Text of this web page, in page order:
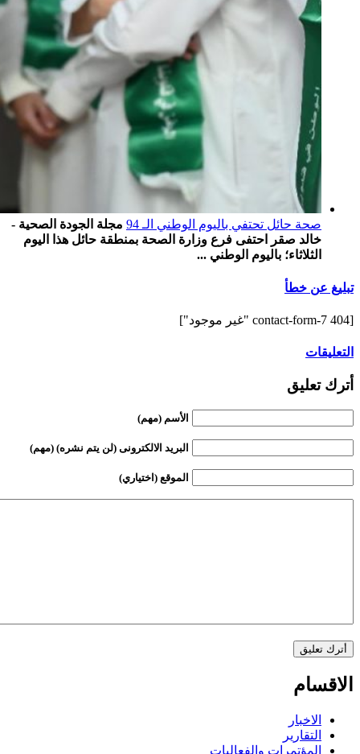
صحة حائل تحتفي باليوم الوطني الـ 94
مجلة الجودة الصحية -
خالد صقر احتفى فرع وزارة الصحة بمنطقة حائل هذا اليوم
الثلاثاء؛ باليوم الوطني ...
تبليغ عن خطأ
[contact-form-7 404 "غير موجود"]
التعليقات
أترك تعليق
الأسم (مهم)
البريد الالكترونى (لن يتم نشره) (مهم)
الموقع (اختياري)
الاقسام
الاخبار
التقارير
المؤتمرات والفعاليات